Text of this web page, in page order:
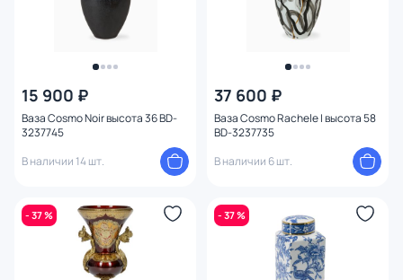
15 900 ₽
Ваза Cosmo Noir высота 36 BD-
3237745
В наличии 14 шт.
37 600 ₽
Ваза Cosmo Rachele I высота 58
BD-3237735
В наличии 6 шт.
- 37 % - 37 %